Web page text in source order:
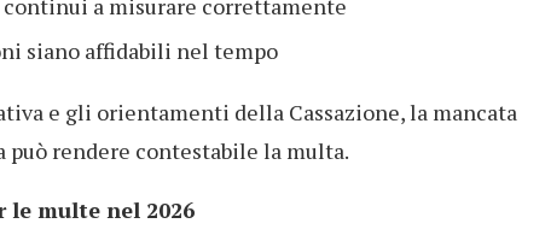
siano affidabili nel tempo
e gli orientamenti della Cassazione, la mancata
può rendere contestabile la multa.
le multe nel 2026